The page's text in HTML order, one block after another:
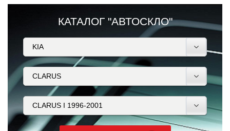
КАТАЛОГ "АВТОСКЛО"